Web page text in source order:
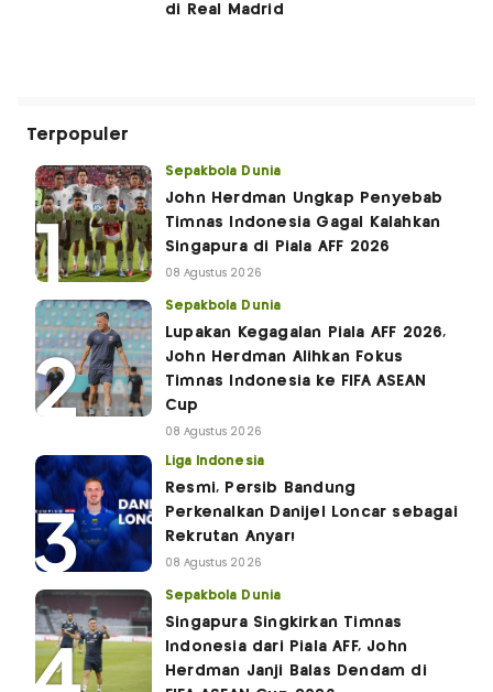
di Real Madrid
Terpopuler
Sepakbola Dunia
John Herdman Ungkap Penyebab
Timnas Indonesia Gagal Kalahkan
Singapura di Piala AFF 2026
08 Agustus 2026
Sepakbola Dunia
Lupakan Kegagalan Piala AFF 2026,
John Herdman Alihkan Fokus
Timnas Indonesia ke FIFA ASEAN
Cup
08 Agustus 2026
Liga Indonesia
Resmi, Persib Bandung
Perkenalkan Danijel Loncar sebagai
Rekrutan Anyar!
08 Agustus 2026
Sepakbola Dunia
Singapura Singkirkan Timnas
Indonesia dari Piala AFF, John
Herdman Janji Balas Dendam di